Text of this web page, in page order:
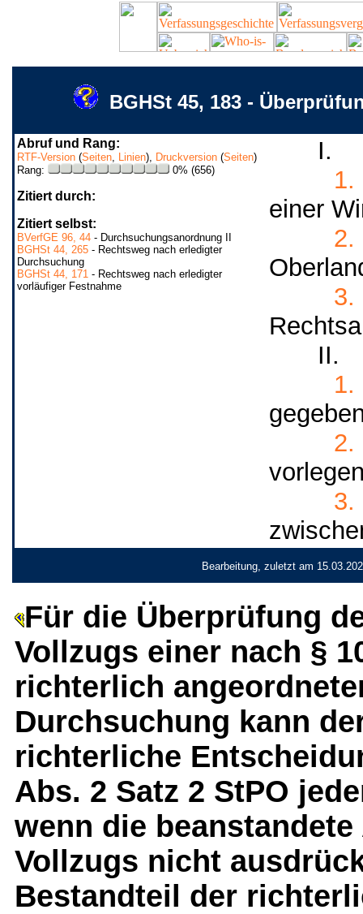
BGHSt 45, 183 -
Abruf und Rang:
RTF-Version (Seiten, Linien), Druckversion (Seiten)
Rang:
0% (656)
Zitiert durch:
Zitiert selbst:
BVerfGE 96, 44 - Durchsuchungsanordnung II
BGHSt 44, 265 - Rechtsweg nach erledigter
Durchsuchung
BGHSt 44, 171 - Rechtsweg nach erledigter
vorläufiger Festnahme
I.
1.
einer
2.
3.
II.
1.
2.
3.
Bearbeitung, zuletzt am
Für die Überprüfung
Vollzugs einer nach §
richterlich
Durchsuchung kann
richterliche
Abs. 2 Satz 2 StPO
wenn die
Vollzugs nicht
Bestandteil der